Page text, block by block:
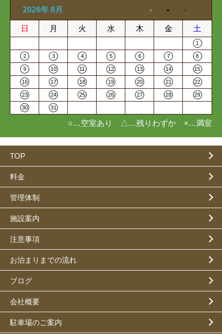
2026年 8月
日 月 火 水 木 金 土
1
2 3 4 5 6 7 8
9 10 11 12 13 14 15
16 17 18 19 20 21 22
23 24 25 26 27 28 29
30 31
○…空室あり △…残りわずか ×…満室
TOP
料金
管理体制
施設案内
注意事項
お泊まりまでの流れ
ブログ
会社概要
駐車場のご案内